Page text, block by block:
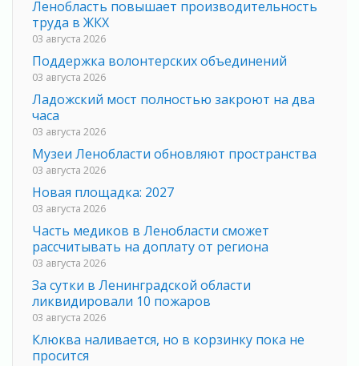
Ленобласть повышает производительность
труда в ЖКХ
03 августа 2026
Поддержка волонтерских объединений
03 августа 2026
Ладожский мост полностью закроют на два
часа
03 августа 2026
Музеи Ленобласти обновляют пространства
03 августа 2026
Новая площадка: 2027
03 августа 2026
Часть медиков в Ленобласти сможет
рассчитывать на доплату от региона
03 августа 2026
За сутки в Ленинградской области
ликвидировали 10 пожаров
03 августа 2026
Клюква наливается, но в корзинку пока не
просится